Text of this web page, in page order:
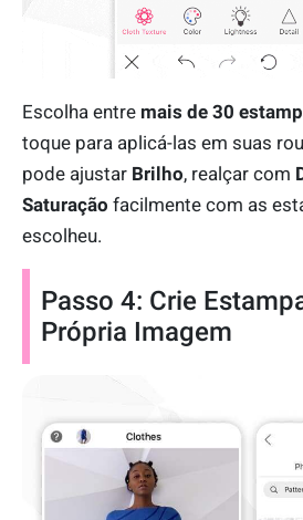
Escolha entre mais de 30
toque para aplicá-las em suas
pode ajustar Brilho, realçar com
Saturação facilmente com as
escolheu.
Passo 4: Crie
Própria Imagem